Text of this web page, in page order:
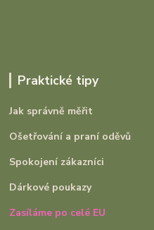
Praktické tipy
Jak správně měřit
Ošetřování a praní oděvů
Spokojení zákazníci
Dárkové poukazy
Zasíláme po celé EU